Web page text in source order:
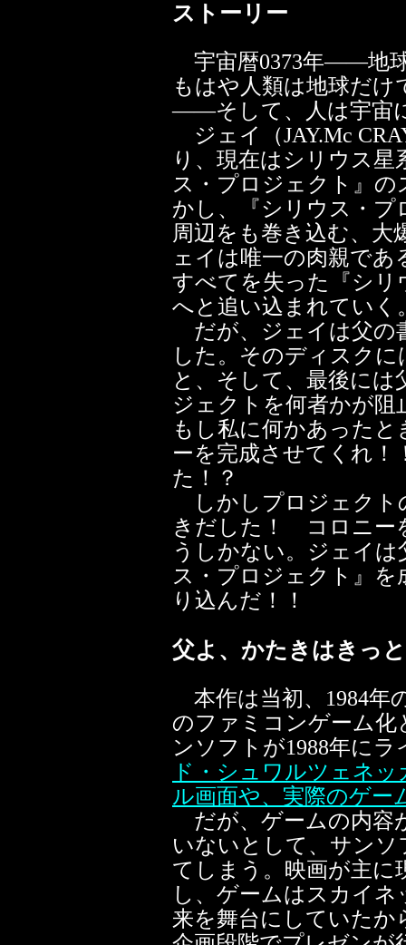
ストーリー
宇宙暦0373年――地
もはや人類は地球だ
――そして、人は宇宙
ジェイ（JAY.Mc
り、現在はシリウス
ス・プロジェクト』
かし、『シリウス・プ
周辺をも巻き込む、大
ェイは唯一の肉親で
すべてを失った『シリ
へと追い込まれていく
だが、ジェイは父の
した。そのディスク
と、そして、最後に
ジェクトを何者かが
もし私に何かあった
ーを完成させてくれ！
た！？
しかしプロジェクト
きだした！ コロニー
うしかない。ジェイ
ス・プロジェクト』
り込んだ！！
父よ、かたきはきっ
本作は当初、1984年
のファミコンゲーム
ンソフトが1988年に
ド・シュワルツェネ
ル画面や、実際のゲー
だが、ゲームの内容
いないとして、サン
てしまう。映画が主に
し、ゲームはスカイ
来を舞台にしていたか